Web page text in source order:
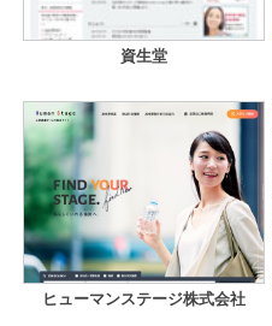
資生堂
ヒューマンステージ株式会社